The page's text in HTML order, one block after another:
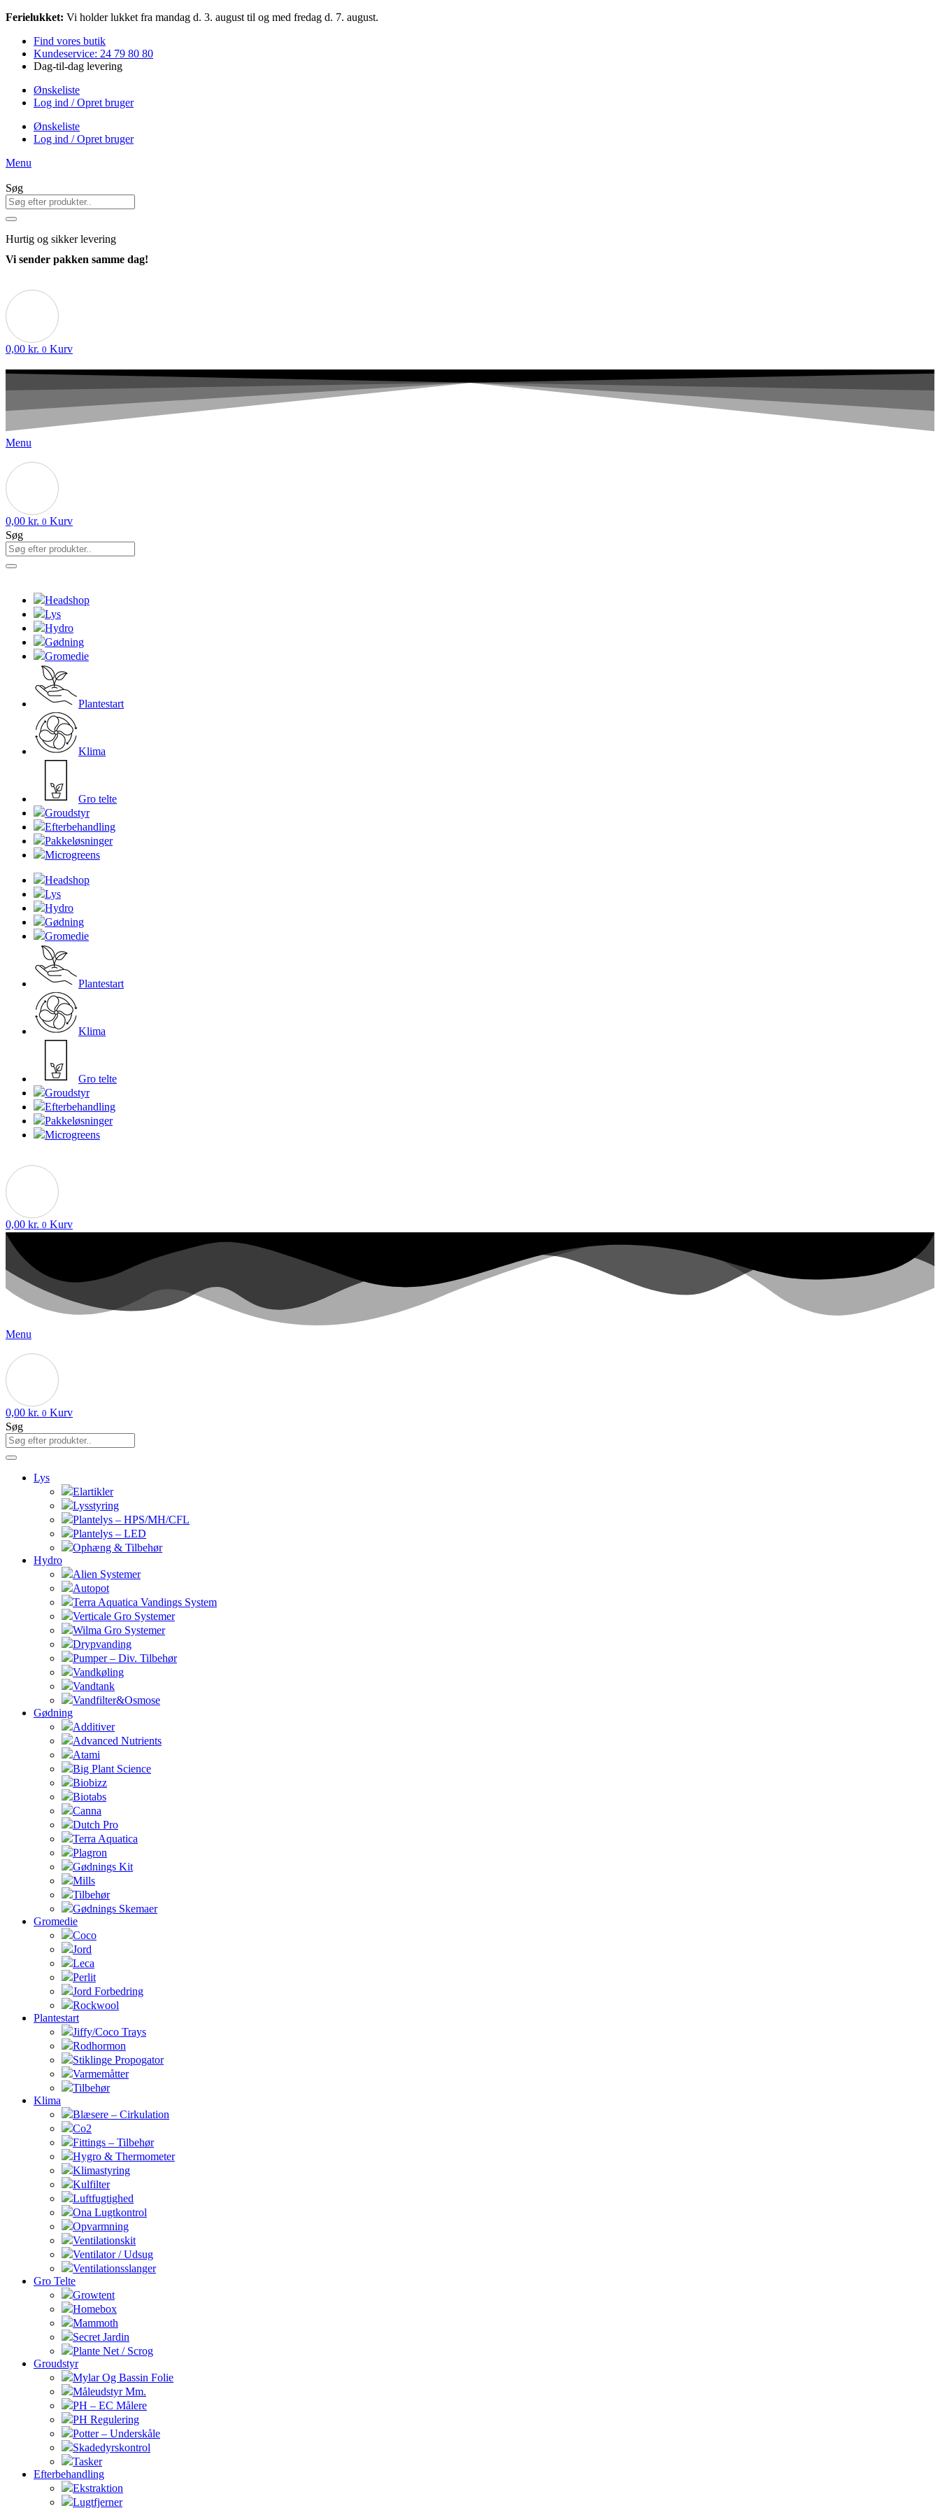
Videre
indhold
Ferielukket: Vi holder lukket fra mandag d. 3. august til og med fredag d. 7. august.
Find vores butik
Kundeservice: 24 79 80 80
Dag-til-dag levering
Ønskeliste
Log ind / Opret bruger
Ønskeliste
Log ind / Opret bruger
Menu
Søg
Hurtig og sikker levering
Vi sender pakken samme dag!
0,00 kr. 0 Kurv
Menu
0,00 kr. 0 Kurv
Søg
Headshop
Lys
Hydro
Gødning
Gromedie
Plantestart
Klima
Gro telte
Groudstyr
Efterbehandling
Pakkeløsninger
Microgreens
Headshop
Lys
Hydro
Gødning
Gromedie
Plantestart
Klima
Gro telte
Groudstyr
Efterbehandling
Pakkeløsninger
Microgreens
0,00 kr. 0 Kurv
Menu
0,00 kr. 0 Kurv
Søg
Lys
Elartikler
Lysstyring
Plantelys – HPS/MH/CFL
Plantelys – LED
Ophæng & Tilbehør
Hydro
Alien Systemer
Autopot
Terra Aquatica Vandings System
Verticale Gro Systemer
Wilma Gro Systemer
Drypvanding
Pumper – Div. Tilbehør
Vandkøling
Vandtank
Vandfilter&Osmose
Gødning
Additiver
Advanced Nutrients
Atami
Big Plant Science
Biobizz
Biotabs
Canna
Dutch Pro
Terra Aquatica
Plagron
Gødnings Kit
Mills
Tilbehør
Gødnings Skemaer
Gromedie
Coco
Jord
Leca
Perlit
Jord Forbedring
Rockwool
Plantestart
Jiffy/Coco Trays
Rodhormon
Stiklinge Propogator
Varmemåtter
Tilbehør
Klima
Blæsere – Cirkulation
Co2
Fittings – Tilbehør
Hygro & Thermometer
Klimastyring
Kulfilter
Luftfugtighed
Ona Lugtkontrol
Opvarmning
Ventilationskit
Ventilator / Udsug
Ventilationsslanger
Gro Telte
Growtent
Homebox
Mammoth
Secret Jardin
Plante Net / Scrog
Groudstyr
Mylar Og Bassin Folie
Måleudstyr Mm.
PH – EC Målere
PH Regulering
Potter – Underskåle
Skadedyrskontrol
Tasker
Efterbehandling
Ekstraktion
Lugtfjerner